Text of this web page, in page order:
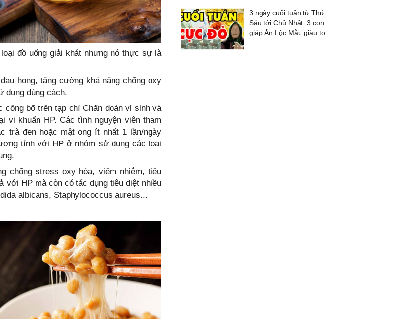
đồ uống giải khát nhưng nó thực sự là
họng, tăng cường khả năng chống oxy
dụng đúng cách.
công bố trên tạp chí Chẩn đoán vi sinh và
vi khuẩn HP. Các tình nguyện viên tham
trà đen hoặc mật ong ít nhất 1 lần/ngày
tính với HP ở nhóm sử dụng các loại
chống stress oxy hóa, viêm nhiễm, tiêu
với HP mà còn có tác dụng tiêu diệt nhiều
albicans, Staphylococcus aureus...
3 ngày cuối tuần từ Thứ
Sáu tới Chủ Nhật: 3 con
giáp Ăn Lộc Mẫu giàu to